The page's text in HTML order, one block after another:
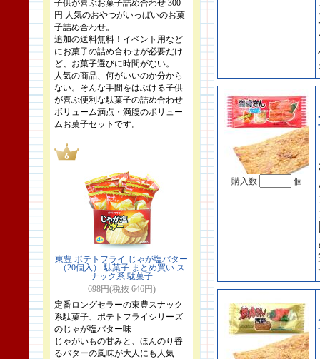
子供が喜ぶお菓子詰め合わせ 300
円 人気のおやつがいっぱいのお菓
子詰め合わせ。
追加の送料無料！イベント用など
にお菓子の詰め合わせが必要だけ
ど、お菓子選びに時間がない。
人気の商品、何がいいのか分から
ない。そんな手間をはぶける子供
が喜ぶ便利な駄菓子の詰め合わせ
ボリューム満点・満腹のボリュー
ムお菓子セットです。
東豊 ポテトフライ じゃが塩バター
（20個入） 駄菓子 まとめ買い ス
ナック系 駄菓子
698円(税抜 646円)
定番ロングセラーの東豊スナック
系駄菓子、ポテトフライシリーズ
のじゃが塩バター味
じゃがいもの甘みと、ほんのり香
るバターの風味が大人にも人気
購入数 個